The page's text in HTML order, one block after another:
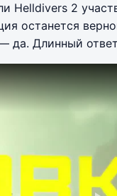
Helldivers 2
останется
да. Длинный